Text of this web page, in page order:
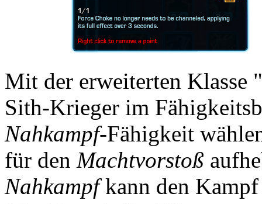
Mit der erweiterten Klasse
Sith-Krieger im
Nahkampf-Fähigkeit
für den Machtvorstoß
Nahkampfkann den